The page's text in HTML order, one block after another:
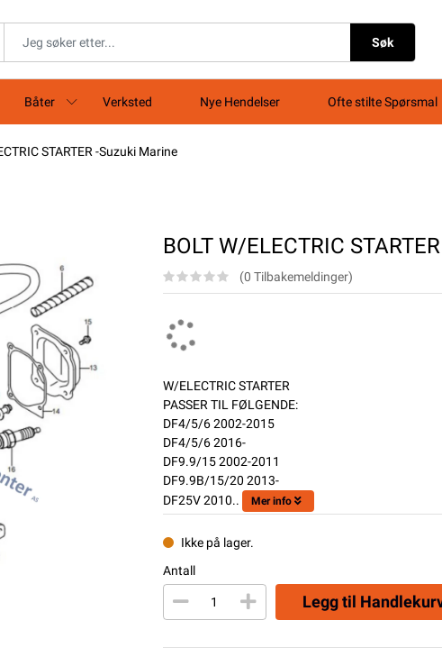
Søk
Båter Verksted Nye Hendelser Ofte stilte Spørsmal
STARTER -Suzuki Marine
BOLT W/ELECTRIC
(0 Tilbakemeldinger)
W/ELECTRIC STARTER
PASSER TIL FØLGENDE:
DF4/5/6 2002-2015
DF4/5/6 2016-
DF9.9/15 2002-2011
DF9.9B/15/20 2013-
DF25V 2010..
Mer info
Ikke på lager.
Antall
Legg til